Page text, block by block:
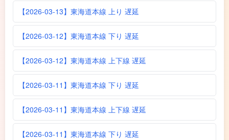
【2026-03-13】東海道本線 上り 遅延
【2026-03-12】東海道本線 下り 遅延
【2026-03-12】東海道本線 上下線 遅延
【2026-03-11】東海道本線 下り 遅延
【2026-03-11】東海道本線 上下線 遅延
【2026-03-11】東海道本線 下り 遅延